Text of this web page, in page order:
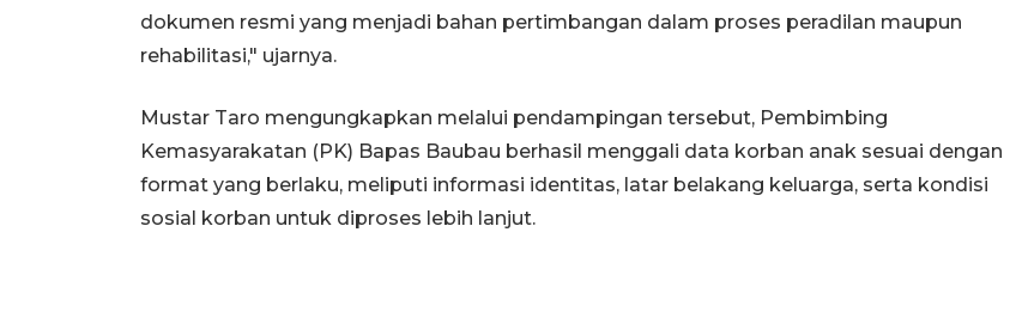
dokumen resmi yang menjadi bahan pertimbangan dalam proses peradilan maupun
rehabilitasi," ujarnya.
Mustar Taro mengungkapkan melalui pendampingan tersebut, Pembimbing
Kemasyarakatan (PK) Bapas Baubau berhasil menggali data korban anak sesuai dengan
format yang berlaku, meliputi informasi identitas, latar belakang keluarga, serta kondisi
sosial korban untuk diproses lebih lanjut.